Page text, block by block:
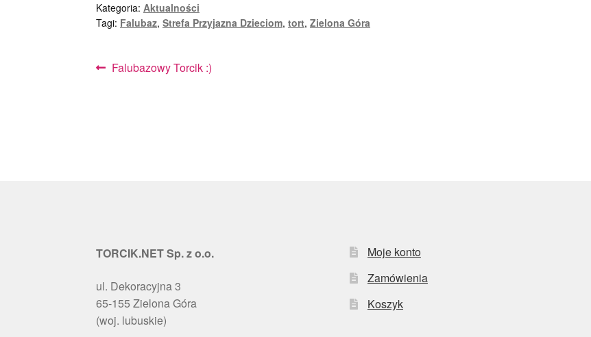
Kategoria:Aktualności
Tagi: Falubaz,Strefa Przyjazna Dzieciom,tort,Zielona Góra
Nawigacja
Poprzedni
Falubazowy Torcik :)
TORCIK.NET Sp. z o.o.
ul. Dekoracyjna 3
65-155 Zielona Góra
(woj. lubuskie)
Moje konto
Zamówienia
Koszyk